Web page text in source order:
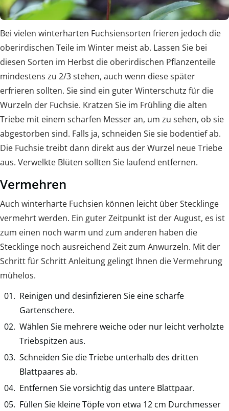
Bei vielen winterharten Fuchsiensorten frieren jedoch die
oberirdischen Teile im Winter meist ab. Lassen Sie bei
diesen Sorten im Herbst die oberirdischen Pflanzenteile
mindestens zu 2/3 stehen, auch wenn diese später
erfrieren sollten. Sie sind ein guter Winterschutz für die
Wurzeln der Fuchsie. Kratzen Sie im Frühling die alten
Triebe mit einem scharfen Messer an, um zu sehen, ob sie
abgestorben sind. Falls ja, schneiden Sie sie bodentief ab.
Die Fuchsie treibt dann direkt aus der Wurzel neue Triebe
aus. Verwelkte Blüten sollten Sie laufend entfernen.
Vermehren
Auch winterharte Fuchsien können leicht über Stecklinge
vermehrt werden. Ein guter Zeitpunkt ist der August, es ist
zum einen noch warm und zum anderen haben die
Stecklinge noch ausreichend Zeit zum Anwurzeln. Mit der
Schritt für Schritt Anleitung gelingt Ihnen die Vermehrung
mühelos.
Reinigen und desinfizieren Sie eine scharfe
Gartenschere.
Wählen Sie mehrere weiche oder nur leicht verholzte
Triebspitzen aus.
Schneiden Sie die Triebe unterhalb des dritten
Blattpaares ab.
Entfernen Sie vorsichtig das untere Blattpaar.
Füllen Sie kleine Töpfe von etwa 12 cm Durchmesser